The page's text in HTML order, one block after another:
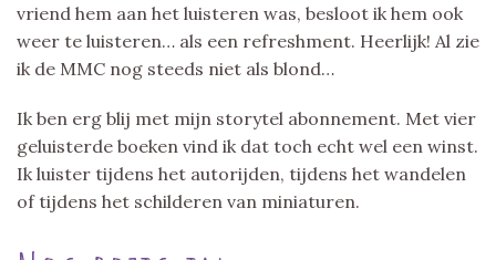
vriend hem aan het luisteren was, besloot ik hem ook
weer te luisteren… als een refreshment. Heerlijk! Al zie
ik de MMC nog steeds niet als blond…
Ik ben erg blij met mijn storytel abonnement. Met vier
geluisterde boeken vind ik dat toch echt wel een winst.
Ik luister tijdens het autorijden, tijdens het wandelen
of tijdens het schilderen van miniaturen.